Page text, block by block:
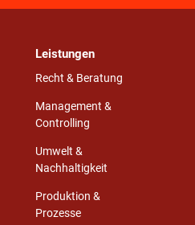
Leistungen
Recht & Beratung
Management &
Controlling
Umwelt &
Nachhaltigkeit
Produktion &
Prozesse